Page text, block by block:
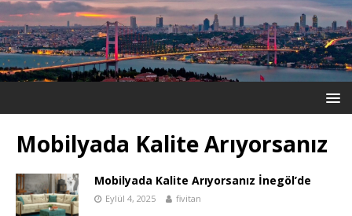
Mobilyada Kalite Arıyorsanız
Mobilyada Kalite Arıyorsanız İnegöl’de
Eylül 4, 2025 fivitan